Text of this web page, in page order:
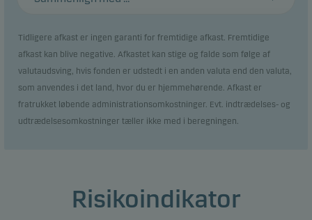
Tidligere afkast er ingen garanti for fremtidige afkast. Fremtidige
afkast kan blive negative. Afkastet kan stige og falde som følge af
valutaudsving, hvis fonden er udstedt i en anden valuta end den valuta,
som anvendes i det land, hvor du er hjemmehørende. Afkast er
fratrukket løbende administrationsomkostninger. Evt. indtrædelses- og
udtrædelsesomkostninger tæller ikke med i beregningen.
Risikoindikator